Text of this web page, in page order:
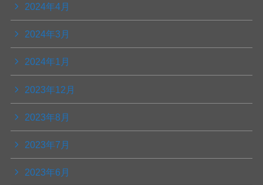
2024年4月
2024年3月
2024年1月
2023年12月
2023年8月
2023年7月
2023年6月